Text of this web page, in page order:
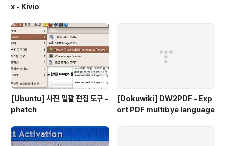
x - Kivio
[Ubuntu] 사진 일괄 편집 도구 -
phatch
[Dokuwiki] DW2PDF - Exp
ort PDF multibye language